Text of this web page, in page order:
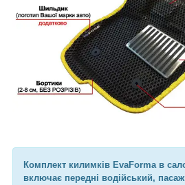
Комплект килимків EvaForma в
включає передні водійський,